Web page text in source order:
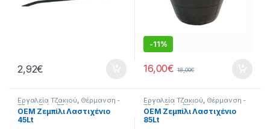
2,92€
-11%
16,00€ 18,00€
Εργαλεία Τζακιού, Θέρμανση -
Τζάκι ,Σπίτι ,Τζάκι
ΟΕΜ Ζεμπίλι Λαστιχένιο
45Lt
Εργαλεία Τζακιού, Θέρμανση -
Τζάκι ,Σπίτι ,Τζάκι
ΟΕΜ Ζεμπίλι Λαστιχένιο
85Lt